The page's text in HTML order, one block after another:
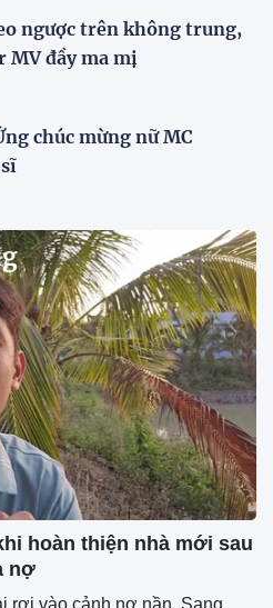
ngược trên không trung,
MV đầy ma mị
chúc mừng nữ MC
hoàn thiện nhà mới sau
nợ